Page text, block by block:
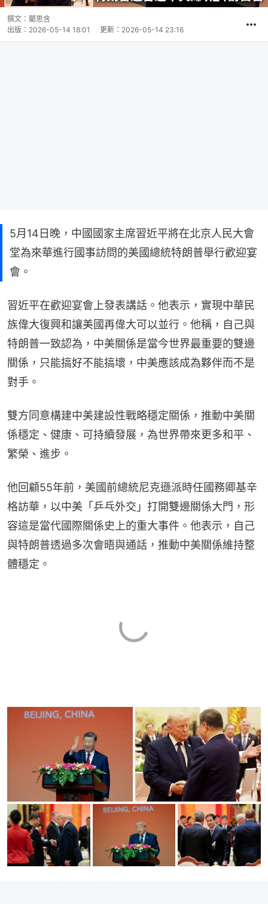
撰文： 藺思含
出版： 2026-05-14 18:01 更新： 2026-05-14 23:16
5月14日晚，中國國家主席習近平將在北京人民大會
堂為來華進行國事訪問的美國總統特朗普舉行歡迎宴
會。
習近平在歡迎宴會上發表講話。他表示，實現中華民
族偉大復興和讓美國再偉大可以並行。他稱，自己與
特朗普一致認為，中美關係是當今世界最重要的雙邊
關係，只能搞好不能搞壞，中美應該成為夥伴而不是
對手。
雙方同意構建中美建設性戰略穩定關係，推動中美關
係穩定、健康、可持續發展，為世界帶來更多和平、
繁榮、進步。
他回顧55年前，美國前總統尼克遜派時任國務卿基辛
格訪華，以中美「乒乓外交」打開雙邊關係大門，形
容這是當代國際關係史上的重大事件。他表示，自己
與特朗普透過多次會晤與通話，推動中美關係維持整
體穩定。